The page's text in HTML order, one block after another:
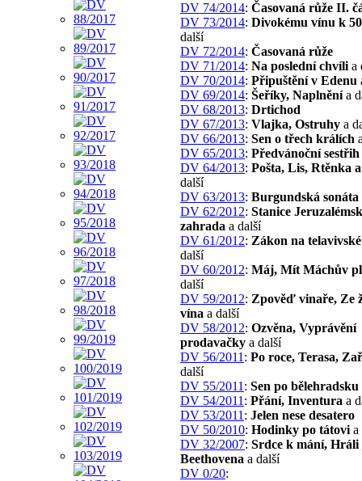
DV 74/2014: Časovaná růže II.
DV 73/2014: Divokému vínu k
další
DV 72/2014: Časovaná růže
DV 71/2014: Na poslední chvíli a
DV 70/2014: Připuštění v Edenu
DV 69/2014: Šeříky, Naplněnía
DV 68/2013: Drtichod
DV 67/2013: Vlajka, Ostruhy a
DV 66/2013: Sen o třech králích
DV 65/2013: Předvánoční sestřih
DV 64/2013: Pošta, Lis, Rtěnka
další
DV 63/2013: Burgundská sonáta
DV 62/2012: Stanice
zahrada a další
DV 61/2012: Zákon na
další
DV 60/2012: Máj, Mít Máchův
další
DV 59/2012: Zpověď vinaře, Ze
vína a další
DV 58/2012: Ozvěna, Vyprávění
prodavačky a další
DV 56/2011 : Po roce, Terasa,
další
DV 55/2011 : Sen po bělehradsku
DV 54/2011 : Přání, Inventura a
DV 53/2011 : Jelen nese desatero
DV 50/2010: Hodinky po tátovi a
DV 32/2007: Srdce k mání, Hráli
Beethovena a další
DV 0/20: